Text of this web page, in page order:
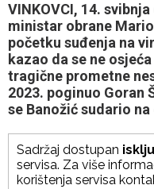
VINKOVCI, 14.
ministar obrane
početku suđenja na
kazao da se ne
tragične prometne
2023. poginuo Goran
se Banožić sudario
Sadržaj dostupan
servisa. Za više
korištenja servisa